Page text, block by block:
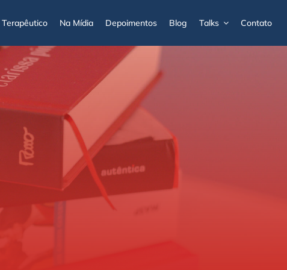
Terapêutico Na Mídia Depoimentos Blog Talks Contato